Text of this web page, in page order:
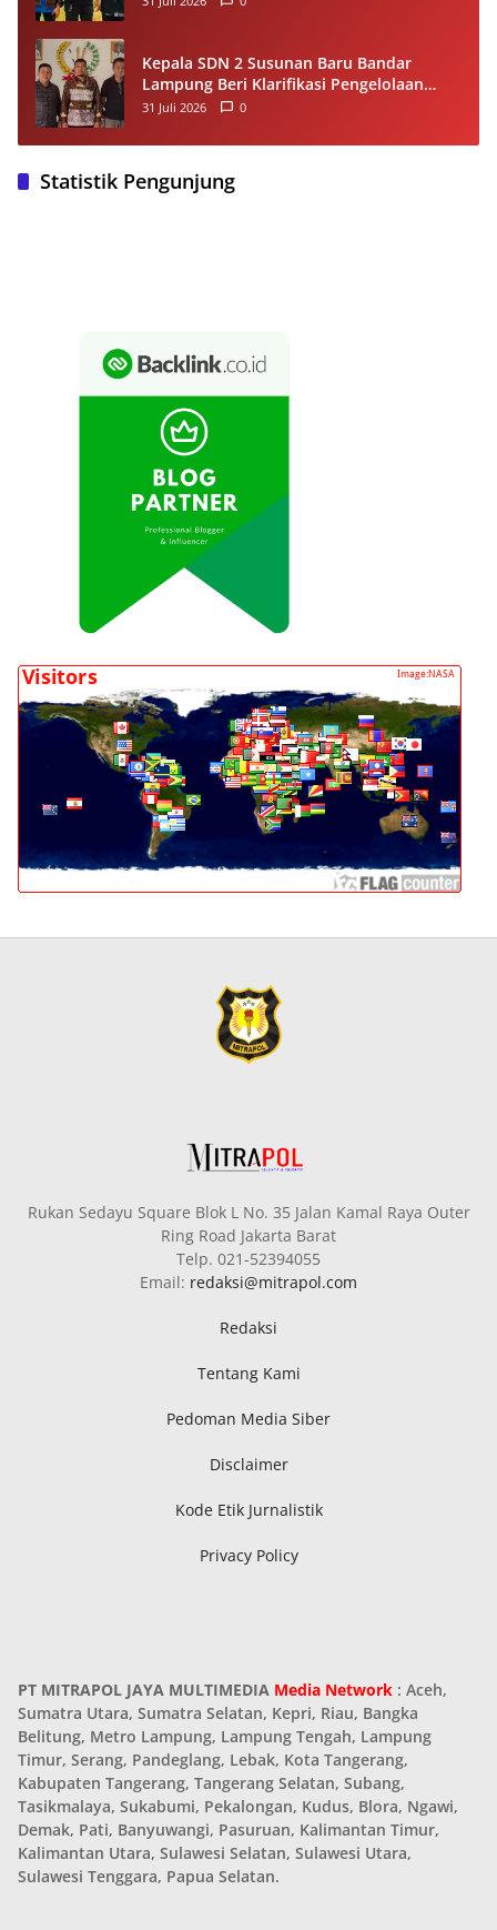
Kepala SDN 2 Susunan Baru Bandar
Lampung Beri Klarifikasi Pengelolaan
Dana BOS, Tegaskan Sesuai Juknis
31 Juli 2026 0
Statistik Pengunjung
Rukan Sedayu Square Blok L No. 35 Jalan Kamal Raya Outer
Ring Road Jakarta Barat
Telp. 021-52394055
Email: redaksi@mitrapol.com
Redaksi
Tentang Kami
Pedoman Media Siber
Disclaimer
Kode Etik Jurnalistik
Privacy Policy
PT MITRAPOL JAYA MULTIMEDIA Media Network : Aceh,
Sumatra Utara, Sumatra Selatan, Kepri, Riau, Bangka
Belitung, Metro Lampung, Lampung Tengah, Lampung
Timur, Serang, Pandeglang, Lebak, Kota Tangerang,
Kabupaten Tangerang, Tangerang Selatan, Subang,
Tasikmalaya, Sukabumi, Pekalongan, Kudus, Blora, Ngawi,
Demak, Pati, Banyuwangi, Pasuruan, Kalimantan Timur,
Kalimantan Utara, Sulawesi Selatan, Sulawesi Utara,
Sulawesi Tenggara, Papua Selatan.